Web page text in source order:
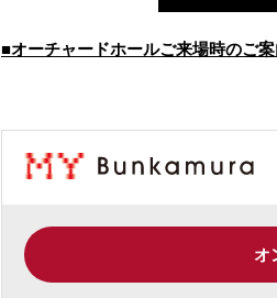
■オーチャードホールご来場時のご
オ